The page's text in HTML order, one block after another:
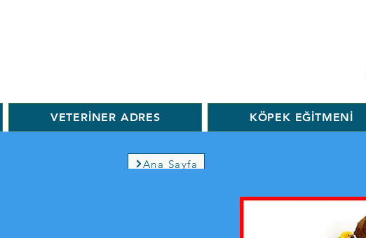
VETERİNER ADRES KÖPEK EĞİTMENİ
Ana Sayfa